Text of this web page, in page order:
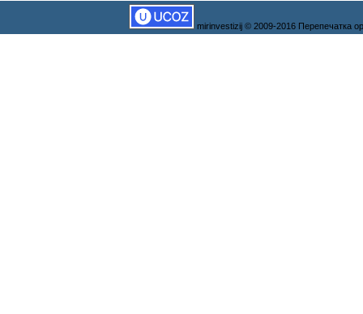
mirinvestizij © 2009-2016 Перепечатка